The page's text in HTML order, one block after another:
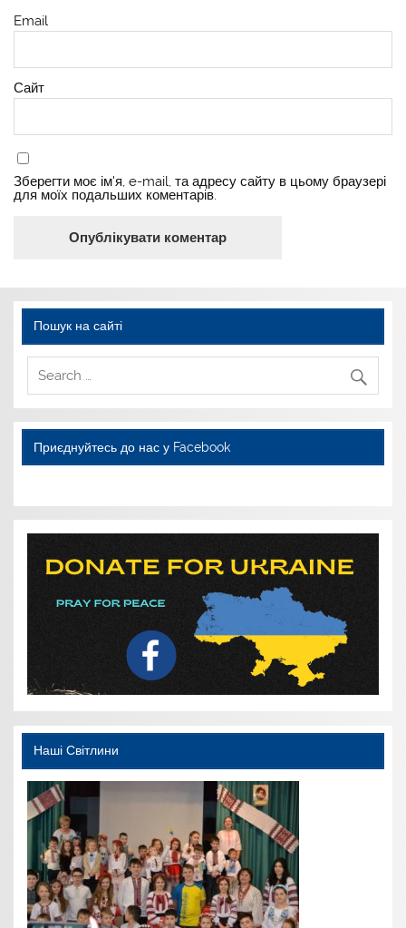
Email
Сайт
Зберегти моє ім'я, e-mail, та адресу сайту в цьому браузері
для моїх подальших коментарів.
Пошук на сайті
Приєднуйтесь до нас у Facebook
Наші Світлини